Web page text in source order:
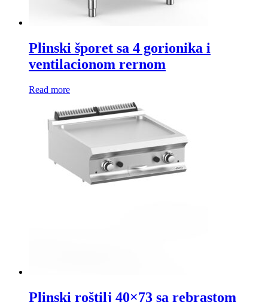
Plinski šporet sa 4 gorionika i
ventilacionom rernom
Read more
Plinski roštilj 40×73 sa rebrastom